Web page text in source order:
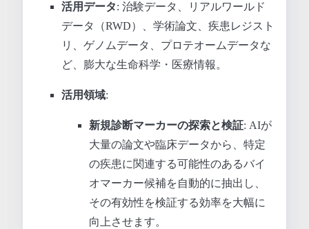
活用データ: 治験データ、リアルワールド
データ（RWD）、学術論文、疾患レジスト
リ、ゲノムデータ、プロテオームデータな
ど、膨大な生命科学・医療情報。
活用領域:
新規診断マーカーの探索と検証: AIが
大量の論文や臨床データから、特定
の疾患に関連する可能性のあるバイ
オマーカー候補を自動的に抽出し、
その有効性を検証する効率を大幅に
向上させます。